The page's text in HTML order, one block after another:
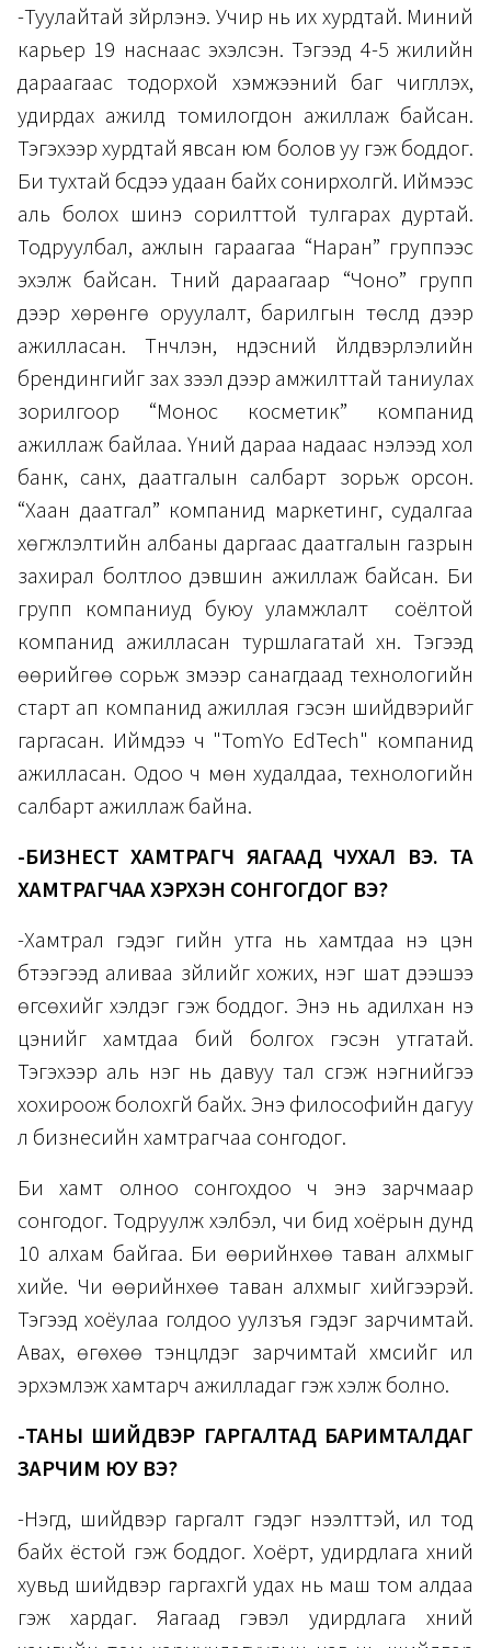
-Туулайтай зүйрлэнэ. Учир нь их хурдтай. Миний
карьер 19 наснаас эхэлсэн. Тэгээд 4-5 жилийн
дараагаас тодорхой хэмжээний баг чиглүүлэх,
удирдах ажилд томилогдон ажиллаж байсан.
Тэгэхээр хурдтай явсан юм болов уу гэж боддог.
Би тухтай бүсдээ удаан байх сонирхолгүй. Иймээс
аль болох шинэ сорилттой тулгарах дуртай.
Тодруулбал, ажлын гараагаа “Наран” группээс
эхэлж байсан. Түүний дараагаар “Чоно” групп
дээр хөрөнгө оруулалт, барилгын төслүүд дээр
ажилласан. Түүнчлэн, үндэсний үйлдвэрлэлийн
брендингийг зах зээл дээр амжилттай таниулах
зорилгоор “Монос косметик” компанид
ажиллаж байлаа. Үүний дараа надаас нэлээд хол
банк, санхүү, даатгалын салбарт зорьж орсон.
“Хаан даатгал” компанид маркетинг, судалгаа
хөгжүүлэлтийн албаны даргаас даатгалын газрын
захирал болтлоо дэвшин ажиллаж байсан. Би
групп компаниуд буюу уламжлалт соёлтой
компанид ажилласан туршлагатай хүн. Тэгээд
өөрийгөө сорьж үзмээр санагдаад технологийн
старт ап компанид ажиллая гэсэн шийдвэрийг
гаргасан. Иймдээ ч "TomYo EdTech" компанид
ажилласан. Одоо ч мөн худалдаа, технологийн
салбарт ажиллаж байна.
-БИЗНЕСТ ХАМТРАГЧ ЯАГААД ЧУХАЛ ВЭ. ТА
ХАМТРАГЧАА ХЭРХЭН СОНГОГДОГ ВЭ?
-Хамтрал гэдэг үгийн утга нь хамтдаа үнэ цэн
бүтээгээд аливаа зүйлийг хожих, нэг шат дээшээ
өгсөхийг хэлдэг гэж боддог. Энэ нь адилхан үнэ
цэнийг хамтдаа бий болгох гэсэн утгатай.
Тэгэхээр аль нэг нь давуу тал үүсгэж нэгнийгээ
хохироож болохгүй байх. Энэ философийн дагуу
л бизнесийн хамтрагчаа сонгодог.
Би хамт олноо сонгохдоо ч энэ зарчмаар
сонгодог. Тодруулж хэлбэл, чи бид хоёрын дунд
10 алхам байгаа. Би өөрийнхөө таван алхмыг
хийе. Чи өөрийнхөө таван алхмыг хийгээрэй.
Тэгээд хоёулаа голдоо уулзъя гэдэг зарчимтай.
Авах, өгөхөө тэнцүүлдэг зарчимтай хүмүүсийг илүү
эрхэмлэж хамтарч ажилладаг гэж хэлж болно.
-ТАНЫ ШИЙДВЭР ГАРГАЛТАД БАРИМТАЛДАГ
ЗАРЧИМ ЮУ ВЭ?
-Нэгд, шийдвэр гаргалт гэдэг нээлттэй, ил тод
байх ёстой гэж боддог. Хоёрт, удирдлага хүний
хувьд шийдвэр гаргахгүй удах нь маш том алдаа
гэж хардаг. Яагаад гэвэл удирдлага хүний